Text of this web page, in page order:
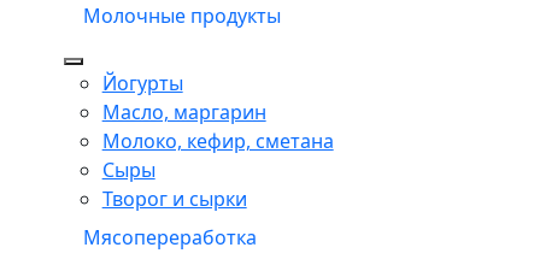
Молочные продукты
Йогурты
Масло, маргарин
Молоко, кефир, сметана
Сыры
Творог и сырки
Мясопереработка